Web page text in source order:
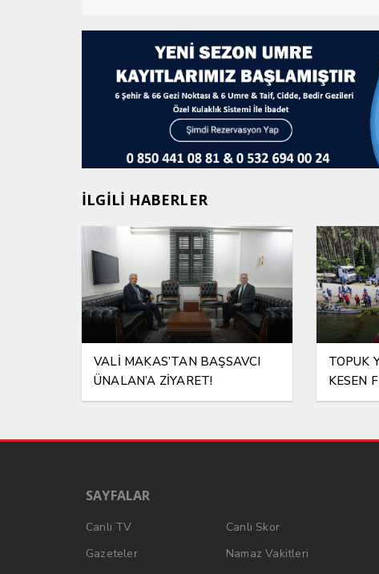
İLGİLİ HABERLER
VALİ MAKAS’TAN BAŞSAVCI
ÜNALAN’A ZİYARET!
TOPUK
KESEN
SAYFALAR
Canlı TV
Canlı Skor
Gazeteler
Namaz Vakitleri